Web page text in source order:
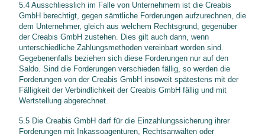
5.4 Ausschliesslich im Falle von Unternehmern ist die Creabis
GmbH berechtigt, gegen sämtliche Forderungen aufzurechnen, die
dem Unternehmer, gleich aus welchem Rechtsgrund, gegenüber
der Creabis GmbH zustehen. Dies gilt auch dann, wenn
unterschiedliche Zahlungsmethoden vereinbart worden sind.
Gegebenenfalls beziehen sich diese Forderungen nur auf den
Saldo. Sind die Forderungen verschieden fällig, so werden die
Forderungen von der Creabis GmbH insoweit spätestens mit der
Fälligkeit der Verbindlichkeit der Creabis GmbH fällig und mit
Wertstellung abgerechnet.
5.5 Die Creabis GmbH darf für die Einzahlungssicherung ihrer
Forderungen mit Inkassoagenturen, Rechtsanwälten oder